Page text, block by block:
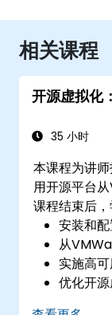
相关课程
开源虚拟化
35 小时
本课程为讲
用开源平台
课程结束后，
安装和
从
实施高可
优化开源